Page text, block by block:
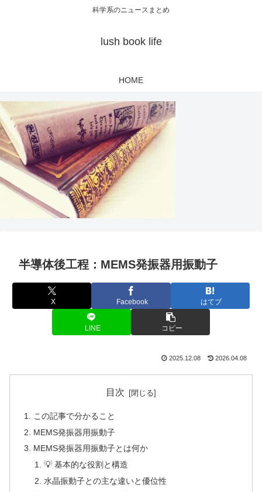
科学系のニュースまとめ
lush book life
HOME
半導体後工程：MEMS発振器用振動子
X Facebook はてブ
LINE コピー
2025.12.08 2026.04.08
目次
この記事で分かること
MEMS発振器用振動子
MEMS発振器用振動子とは何か
💡 基本的な役割と構造
水晶振動子との主な違いと優位性